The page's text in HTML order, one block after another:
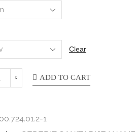
Clear
ADD TO CART
1